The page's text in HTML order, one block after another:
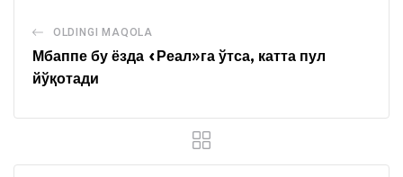
OLDINGI MAQOLA
Мбаппе бу ёзда «Реал»га ўтса, катта пул
йўқотади